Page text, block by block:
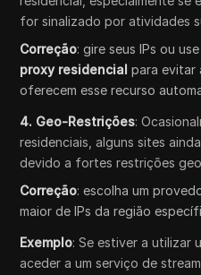
for sinalizado por atividades
Correção: gire seus IPs ou
proxy residencial para evitar
oferecem esse recurso
4. Geo-Restrições:
residenciais, alguns sites
devido a fortes restrições
Correção: escolha um
maior de IPs da região
Exemplo: Se estiver a utilizar
aceder a um serviço de